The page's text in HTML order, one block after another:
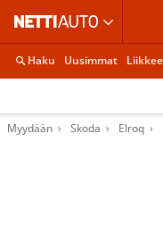
Haku Uusimmat
Myydään Skoda Elroq